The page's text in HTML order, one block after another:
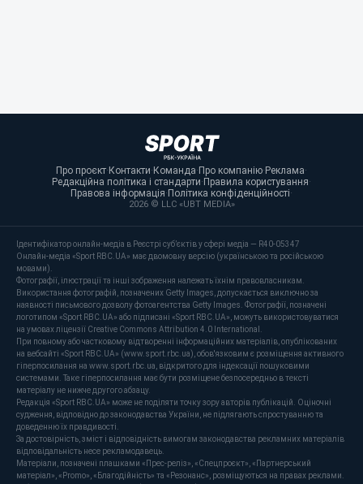
Про проєкт·Контакти·Команда·Про компанію·Реклама·
Редакційна політика і стандарти·Правила користування·
Правова інформація·Політика конфіденційності·
2026 © LLC «UBT MEDIA»
Ідентифікатор онлайн-медіа в Реєстрі суб’єктів у сфері медіа — R40-05347
Онлайн-медіа «Sport RBC.UA» має двомовну версію (українською та російською
мовами).
Фотографії, ілюстрації та інші зображення належать їхнім правовласникам.
Використання фотографій, позначених Getty Images, допускається виключно за
наявності письмового дозволу фотоагентства Getty Images. Фотографії, позначені
логотипом «Sport RBC.UA» або підписані «Sport RBC.UA», можуть використовуватися
на умовах ліцензії Creative Commons Attribution 4.0 International.
При повному або частковому відтворенні інформаційних матеріалів, опублікованих
на вебсайті «Sport RBC.UA» (www.sport.rbc.ua), обов'язковим є розміщення активного
гіперпосилання на www.sport.rbc.ua, відкритого для індексації пошуковими
системами. Таке гіперпосилання має бути розміщене безпосередньо в тексті
матеріалу не нижче другого абзацу.
Редакція «Sport RBC.UA» може не поділяти точку зору авторів публікацій. Оціночні
судження, відповідно до законодавства України, не підлягають спростуванню та
доведенню їх правдивості.
За достовірність, зміст і відповідність вимогам законодавства рекламних матеріалів
відповідальність несе рекламодавець.
Матеріали, позначені плашками «Прес-реліз», «Спецпроєкт», «Партнерський
матеріал», «Promo», «Благодійність» та «Резонанс», розміщуються на правах реклами.